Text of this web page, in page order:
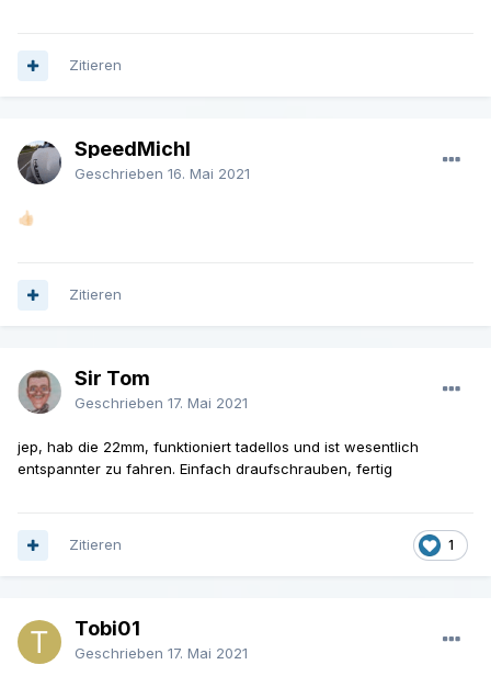
Zitieren
SpeedMichl
Geschrieben 16. Mai 2021
👍🏻
Zitieren
Sir Tom
Geschrieben 17. Mai 2021
jep, hab die 22mm, funktioniert tadellos und ist wesentlich
entspannter zu fahren. Einfach draufschrauben, fertig
1
Zitieren
Tobi01
Geschrieben 17. Mai 2021